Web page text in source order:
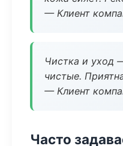
— Клиент
Чистка и уход
чистые.
— Клиент
Часто